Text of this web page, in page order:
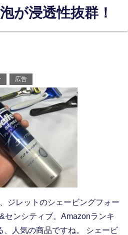
が浸透性抜群！
広告
ジレットのシェービングフォー
センシティブ。Amazonランキ
、人気の商品ですね。 シェービ